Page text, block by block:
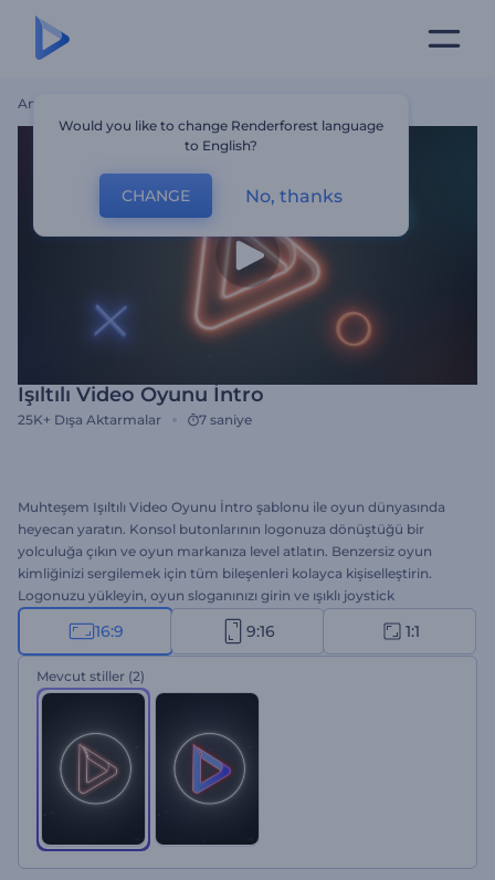
Ana Sayfa
Işıltılı Video Oyunu İntro
25K+ Dışa Aktarmalar 7 saniye
Muhteşem Işıltılı Video Oyunu İntro şablonu ile oyun dünyasında
heyecan yaratın. Konsol butonlarının logonuza dönüştüğü bir
yolculuğa çıkın ve oyun markanıza level atlatın. Benzersiz oyun
kimliğinizi sergilemek için tüm bileşenleri kolayca kişiselleştirin.
Logonuzu yükleyin, oyun sloganınızı girin ve ışıklı joystick
butonlarının çarpıcı bir şekilde logonuza dönüşmesini izleyin. Oyun
kanalı tanıtımları, yeni oyun lansmanı girişleri, oyun intro ve
outroları vb. projeler için mükemmel bir seçenek. Hemen şimdi
deneyin!
16:9 9:16 1:1
Mevcut stiller (2)
Would you like to change Renderforest language
to English?
CHANGE No, thanks